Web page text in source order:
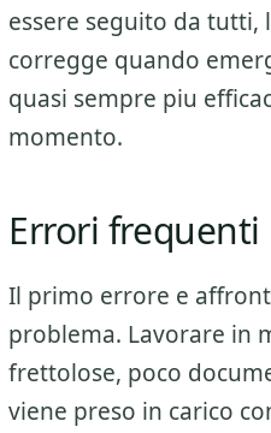
essere seguito da tutti,
corregge quando
quasi sempre piu
momento.
Errori
Il primo errore e
problema. Lavorare in
frettolose, poco
viene preso in carico